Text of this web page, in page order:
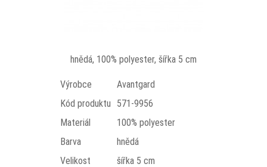
hnědá, 100% polyester, šířka 5 cm
Výrobce
Avantgard
Kód produktu
571-9956
Materiál
100% polyester
Barva
hnědá
Velikost
šířka 5 cm